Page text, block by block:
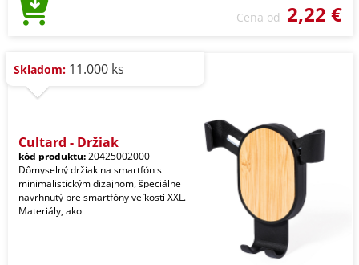
Cena od 2,22 €
Skladom: 11.000 ks
Cultard - Držiak
kód produktu:20425002000
Dômyselný držiak na smartfón s
minimalistickým dizajnom, špeciálne
navrhnutý pre smartfóny veľkosti XXL.
Materiály, ako